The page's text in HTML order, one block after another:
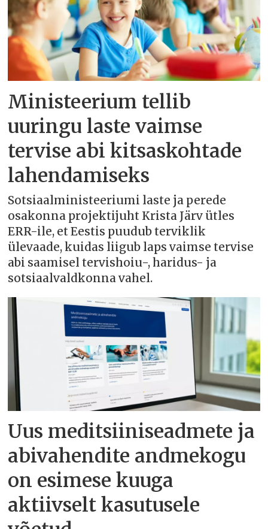
Ministeerium tellib
uuringu laste vaimse
tervise abi kitsaskohtade
lahendamiseks
Sotsiaalministeeriumi laste ja perede
osakonna projektijuht Krista Järv ütles
ERR-ile, et Eestis puudub terviklik
ülevaade, kuidas liigub laps vaimse tervise
abi saamisel tervishoiu-, haridus- ja
sotsiaalvaldkonna vahel.
Uus meditsiiniseadmete ja
abivahendite andmekogu
on esimese kuuga
aktiivselt kasutusele